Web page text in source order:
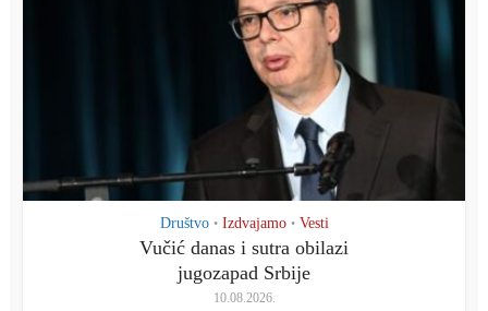
Društvo • Izdvajamo • Vesti
Vučić danas i sutra obilazi
jugozapad Srbije
10.08.2026.